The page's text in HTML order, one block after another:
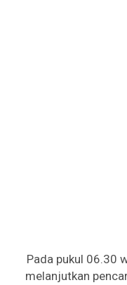
Pada pukul 06.30
melanjutkan